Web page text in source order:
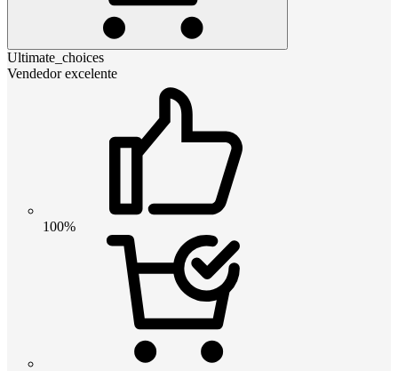
Ultimate_choices
Vendedor excelente
100%